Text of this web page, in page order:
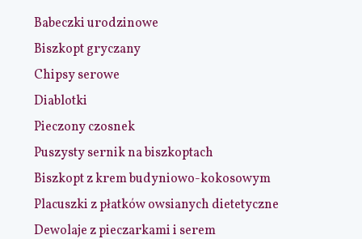
Babeczki urodzinowe
Biszkopt gryczany
Chipsy serowe
Diablotki
Pieczony czosnek
Puszysty sernik na biszkoptach
Biszkopt z krem budyniowo-kokosowym
Placuszki z płatków owsianych dietetyczne
Dewolaje z pieczarkami i serem